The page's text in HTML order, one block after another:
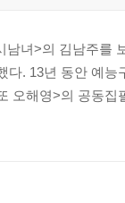
남녀>의 김남주를
다. 13년 동안 예
오해영>의 공동